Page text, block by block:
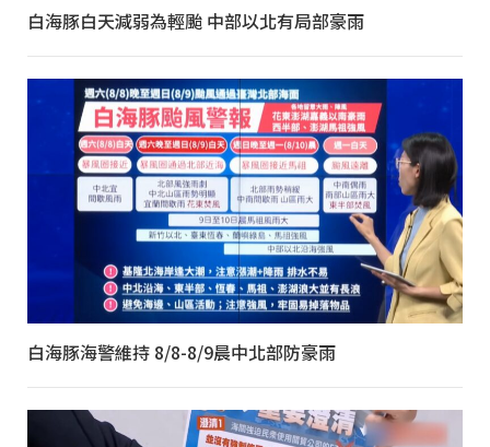
白海豚白天減弱為輕颱 中部以北有局部豪雨
白海豚海警維持 8/8-8/9晨中北部防豪雨